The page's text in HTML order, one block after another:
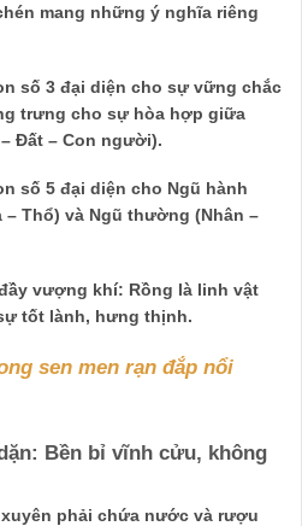
mang những ý nghĩa riêng
số 3 đại diện cho sự vững chắc
trưng cho sự hòa hợp giữa
Đất – Con người).
số 5 đại diện cho Ngũ hành
– Thổ) và Ngũ thường (Nhân –
vượng khí: Rồng là linh vật
tốt lành, hưng thịnh.
sen men rạn đắp nổi
Bền bỉ vĩnh cửu, không
phải chứa nước và rượu